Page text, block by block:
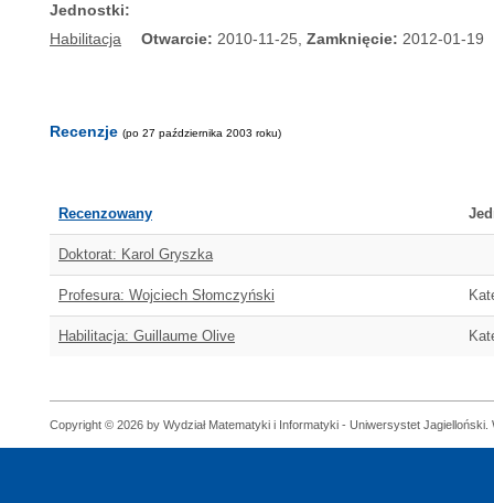
Jednostki:
Habilitacja
Otwarcie: 2010-11-25, Zamknięcie: 2012-01-19
Recenzje (po 27 października 2003 roku)
Recenzowany
Doktorat: Karol Gryszka
Profesura: Wojciech Słomczyński
Habilitacja: Guillaume Olive
Copyright © 2026 by Wydział Matematyki i Informatyki - Uniwersystet